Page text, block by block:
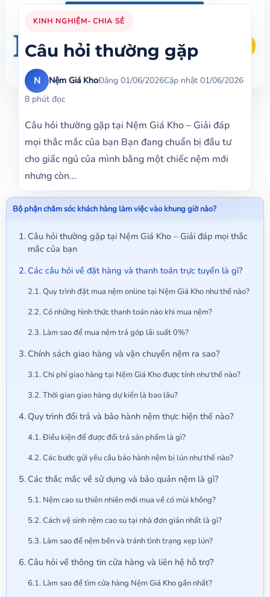
KINH NGHIỆM- CHIA SẺ
Câu hỏi thường gặp
N Nệm Giá KhoĐăng 01/06/2026Cập nhật 01/06/2026
8 phút đọc
Câu hỏi thường gặp tại Nệm Giá Kho – Giải đáp
mọi thắc mắc của bạn Bạn đang chuẩn bị đầu tư
cho giấc ngủ của mình bằng một chiếc nệm mới
nhưng còn...
Bộ phận chăm sóc khách hàng làm việc vào khung giờ nào?
Câu hỏi thường gặp tại Nệm Giá Kho – Giải đáp mọi thắc
mắc của bạn
Các câu hỏi về đặt hàng và thanh toán trực tuyến là gì?
Quy trình đặt mua nệm online tại Nệm Giá Kho như thế nào?
Có những hình thức thanh toán nào khi mua nệm?
Làm sao để mua nệm trả góp lãi suất 0%?
Chính sách giao hàng và vận chuyển nệm ra sao?
Chi phí giao hàng tại Nệm Giá Kho được tính như thế nào?
Thời gian giao hàng dự kiến là bao lâu?
Quy trình đổi trả và bảo hành nệm thực hiện thế nào?
Điều kiện để được đổi trả sản phẩm là gì?
Các bước gửi yêu cầu bảo hành nệm bị lún như thế nào?
Các thắc mắc về sử dụng và bảo quản nệm là gì?
Nệm cao su thiên nhiên mới mua về có mùi không?
Cách vệ sinh nệm cao su tại nhà đơn giản nhất là gì?
Làm sao để nệm bền và tránh tình trạng xẹp lún?
Câu hỏi về thông tin cửa hàng và liên hệ hỗ trợ?
Làm sao để tìm cửa hàng Nệm Giá Kho gần nhất?